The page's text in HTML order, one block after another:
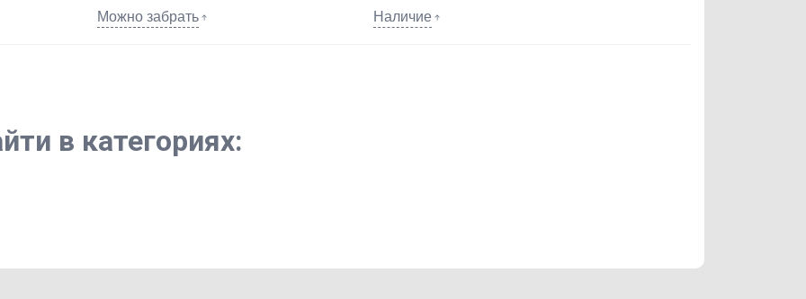
Можно забрать Наличие
в категориях: